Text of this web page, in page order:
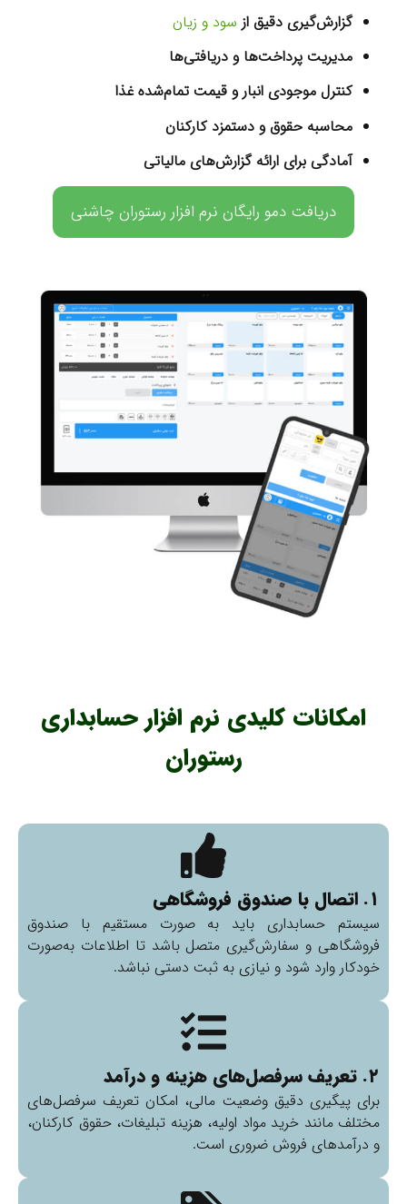
گزارش‌گیری دقیق از سود و زیان
مدیریت پرداخت‌ها و دریافتی‌ها
کنترل موجودی انبار و قیمت تمام‌شده غذا
محاسبه حقوق و دستمزد کارکنان
آمادگی برای ارائه گزارش‌های مالیاتی
دریافت دمو رایگان نرم افزار رستوران چاشنی
امکانات کلیدی نرم افزار حسابداری
رستوران
۱. اتصال با صندوق فروشگاهی
سیستم حسابداری باید به صورت مستقیم با صندوق
فروشگاهی و سفارش‌گیری متصل باشد تا اطلاعات به‌صورت
خودکار وارد شود و نیازی به ثبت دستی نباشد.
۲. تعریف سرفصل‌های هزینه و درآمد
برای پیگیری دقیق وضعیت مالی، امکان تعریف سرفصل‌های
مختلف مانند خرید مواد اولیه، هزینه تبلیغات، حقوق کارکنان،
و درآمدهای فروش ضروری است.